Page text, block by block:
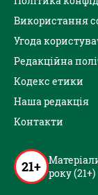
Використання
Угода
Редакційна
Кодекс етики
Наша редакція
Контакти
21+ року (21+)